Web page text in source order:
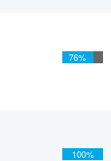
76%
100%